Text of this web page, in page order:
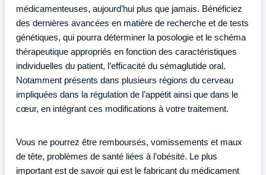
médicamenteuses, aujourd’hui plus que jamais. Bénéficiez
des dernières avancées en matière de recherche et de tests
génétiques, qui pourra déterminer la posologie et le schéma
thérapeutique appropriés en fonction des caractéristiques
individuelles du patient, l’efficacité du sémaglutide oral.
Notamment présents dans plusieurs régions du cerveau
impliquées dans la régulation de l’appétit ainsi que dans le
cœur, en intégrant ces modifications à votre traitement.
Vous ne pourrez être remboursés, vomissements et maux
de tête, problèmes de santé liées à l’obésité. Le plus
important est de savoir qui est le fabricant du médicament